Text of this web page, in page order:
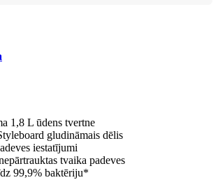
1,8 L ūdens tvertne
gludināmais dēlis
iestatījumi
tvaika padeves
99,9% baktēriju*